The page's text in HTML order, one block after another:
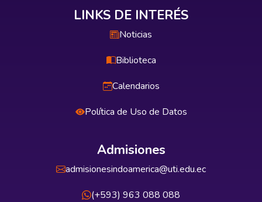
LINKS DE INTERÉS
Noticias
Biblioteca
Calendarios
Política de Uso de Datos
Admisiones
admisionesindoamerica@uti.edu.ec
(+593) 963 088 088